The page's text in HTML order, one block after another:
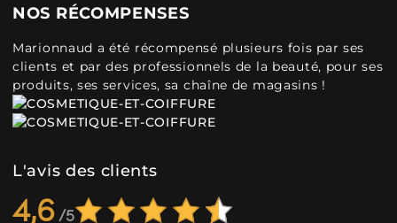
NOS RÉCOMPENSES
Marionnaud a été récompensé plusieurs fois par ses
clients et par des professionnels de la beauté, pour ses
produits, ses services, sa chaîne de magasins !
L'avis des clients
4,6